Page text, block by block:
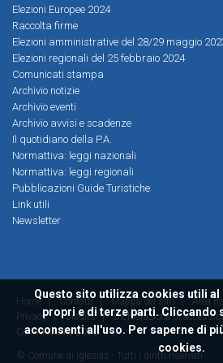
Questo sito utilizza cookies utili al
propri e di terze parti. Cliccando
acconsenti all'uso. Per saperne di
cookies.
Elezioni Europee 2024
Raccolta firme
Elezioni amministrative del 28/29 maggio
Elezioni regionali del 25 febbraio 2024
Comunicati stampa
Archivio notizie
Archivio eventi
Archivio avvisi e scadenze
Il quotidiano della P.A.
Normattiva: leggi nazionali
Normattiva: leggi regionali
Pubblicazioni Guide Turistiche
Link utili
Newsletter
Home | Contatti | Mappa del sito | Area
Privacy
| Credits | Dichiarazione di
ConsulMedia 2016
© Comune di Iglesias - Tutti i diritti riservati